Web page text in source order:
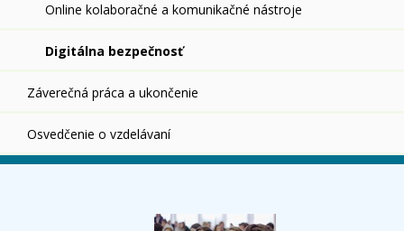
Online kolaboračné a komunikačné nástroje
Digitálna bezpečnosť
Záverečná práca a ukončenie
Osvedčenie o vzdelávaní